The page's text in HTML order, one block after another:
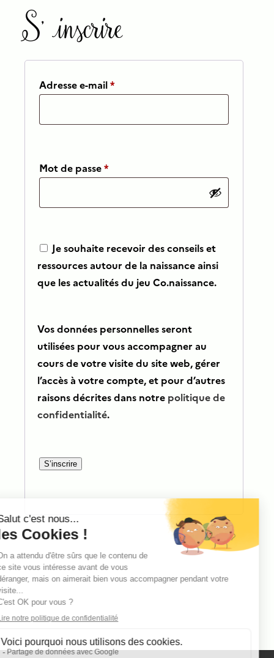
S’inscrire
Adresse e-mail*Obligatoire
Mot de passe*Obligatoire
Je souhaite recevoir des conseils et
ressources autour de la naissance ainsi
que les actualités du jeu Co.naissance.
Vos données personnelles seront
utilisées pour vous accompagner au
cours de votre visite du site web, gérer
l’accès à votre compte, et pour d’autres
raisons décrites dans notre politique de
confidentialité.
S’inscrire